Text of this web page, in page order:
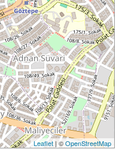
Leaflet| ©OpenStreetMap